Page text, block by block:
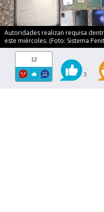
Autoridades realizan requisa
este miércoles. (Foto: Sistema
12
3